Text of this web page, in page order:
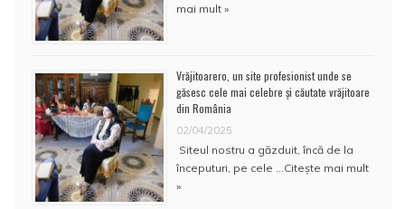
mai mult »
Vrăjitoarero, un site profesionist unde se
găsesc cele mai celebre și căutate vrăjitoare
din România
02/04/2025
Siteul nostru a găzduit, încă de la
începuturi, pe cele …Citește mai mult
»